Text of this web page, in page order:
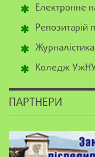
Електронне
Репозитарій
Журналістика
Коледж
ПАРТНЕРИ